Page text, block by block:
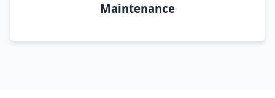
Maintenance